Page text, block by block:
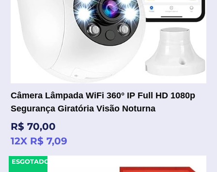
Câmera Lâmpada WiFi 360° IP Full HD 1080p
Segurança Giratória Visão Noturna
Preço
normal
R$ 70,00
12X R$ 7,09
ESGOTADO